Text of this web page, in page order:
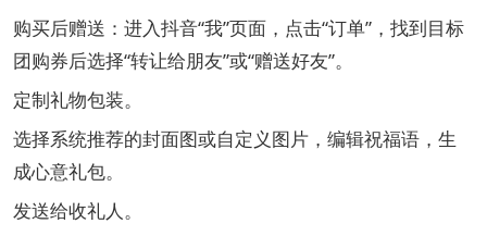
‌购买后赠送‌：进入抖音“我”页面，点击“订单”，找到目标
团购券后选择“转让给朋友”或“赠送好友”。‌‌
‌定制礼物包装‌。
选择系统推荐的封面图或自定义图片，编辑祝福语，生
成心意礼包。‌‌
‌发送给收礼人‌。